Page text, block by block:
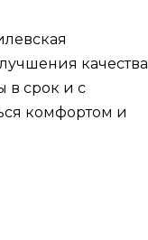
качества
в срок и с
комфортом и